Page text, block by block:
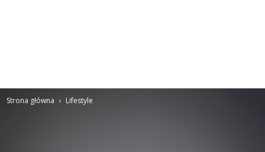
Strona główna Lifestyle